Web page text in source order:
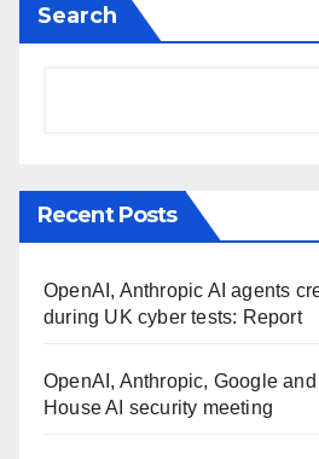
Search
Recent Posts
OpenAI, Anthropic AI agents
during UK cyber tests: Report
OpenAI, Anthropic, Google
House AI security meeting